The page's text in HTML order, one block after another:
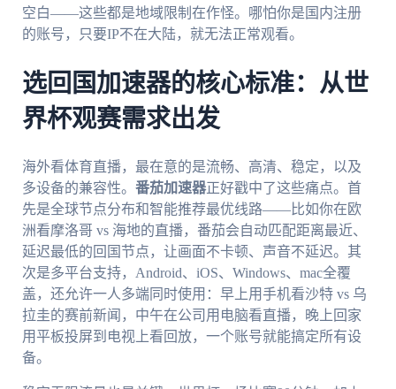
空白——这些都是地域限制在作怪。哪怕你是国内注册
的账号，只要IP不在大陆，就无法正常观看。
选回国加速器的核心标准：从世
界杯观赛需求出发
海外看体育直播，最在意的是流畅、高清、稳定，以及
多设备的兼容性。 番茄加速器正好戳中了这些痛点。首
先是全球节点分布和智能推荐最优线路——比如你在欧
洲看摩洛哥 vs 海地的直播，番茄会自动匹配距离最近、
延迟最低的回国节点，让画面不卡顿、声音不延迟。其
次是多平台支持，Android、iOS、Windows、mac全覆
盖，还允许一人多端同时使用：早上用手机看沙特 vs 乌
拉圭的赛前新闻，中午在公司用电脑看直播，晚上回家
用平板投屏到电视上看回放，一个账号就能搞定所有设
备。